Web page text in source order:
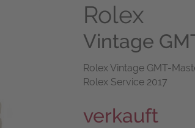
Rolex
Vintage
Rolex Vintage GMT-
Rolex Service 2017
verkauft